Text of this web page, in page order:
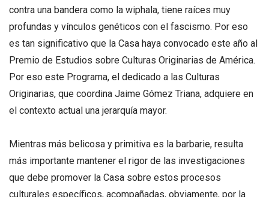
contra una bandera como la wiphala, tiene raíces muy
profundas y vínculos genéticos con el fascismo. Por eso
es tan significativo que la Casa haya convocado este año al
Premio de Estudios sobre Culturas Originarias de América.
Por eso este Programa, el dedicado a las Culturas
Originarias, que coordina Jaime Gómez Triana, adquiere en
el contexto actual una jerarquía mayor.
Mientras más belicosa y primitiva es la barbarie, resulta
más importante mantener el rigor de las investigaciones
que debe promover la Casa sobre estos procesos
culturales específicos, acompañadas, obviamente, por la